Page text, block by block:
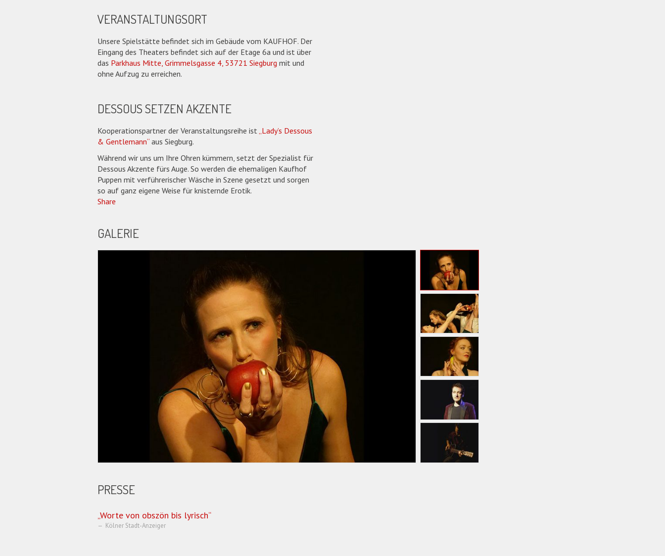
VERANSTALTUNGSORT
Unsere Spielstätte befindet sich im Gebäude vom KAUFHOF. Der
Eingang des Theaters befindet sich auf der Etage 6a und ist über
das Parkhaus Mitte, Grimmelsgasse 4, 53721 Siegburg mit und
ohne Aufzug zu erreichen.
DESSOUS SETZEN AKZENTE
Kooperationspartner der Veranstaltungsreihe ist„Lady’s Dessous
& Gentlemann“ aus Siegburg.
Während wir uns um Ihre Ohren kümmern, setzt der Spezialist für
Dessous Akzente fürs Auge. So werden die ehemaligen Kaufhof
Puppen mit verführerischer Wäsche in Szene gesetzt und sorgen
so auf ganz eigene Weise für knisternde Erotik.
Share
GALERIE
PRESSE
Worte von obszön bis lyrisch
Kölner Stadt-Anzeiger